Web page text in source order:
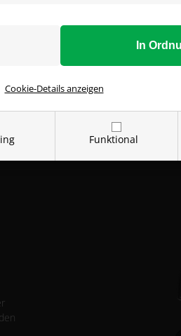
Funktional
Cookie-Details anzeigen
Der MAJOR Pro
kristallklares
ermöglichen es,